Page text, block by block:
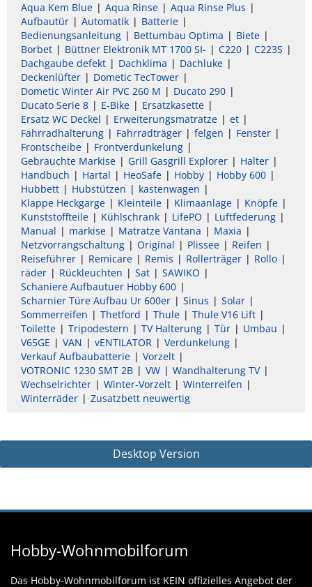
Aqua Kem Blue
Aqua Rinse
Aqua Rinse Plus
Aufbautür
Automatik
Batterie
Bedienungsanleitung
Bettumbau Optima
Biete
Borbet
Büttner Elektronik MT 1700 SI- C220
C223S
Dachgaube defekt
Dachklima
Dachluke
Deckenlüfter
Dometic TecTower
Dometic Winter Air PVC 260 M
Ducato 290
Ducato Serie 8
E-Bike
Ersatzkasette
Ersatz WC Deckel
Erweiterungsmatratze
et
Fahrradhalterung
Fahrradträger felgen
Fenster
Frontscheibe
Frontverdunkelung
Gebrauchte Markise
Grill Gasgrill Explorer
Halter
Handbuch
Hartal HeoSafe Hobby
Hobby 600
Hubbett
Hubstützen
kastenwagen
Klappe Heckgarge
Kleinteile Klimaanlage
Knöpfe
Kunststoffteile
Kühlschrank LifePO
Luftfederung
Manual
markise Matratze Vantana
Maxia
Netzvorrangschaltung
Original Plissee
Reifen
Reiseführer
Remicare Remis Rollerträger
Rollo
räder
Rückleuchten Sat
SAWIKO
Schaniere Aufbautuer Hobby 600
Scharnier Türe Aufbau Ur 600er
Sinus
Solar
Sommerreifen
Thetford Thule
Thule V16 Lift
Toilette
Tripodestern TV Halterung Tür
Umbau
V65GE
VAN vENTILATOR
Verdunkelung
Verkauf Aufbaubatterie
Vorzelt
VOTRONIC 1230 SMT 2B
VW
Wandhalterung TV
Wechselrichter
Winter-Vorzelt
Winterreifen
Winterräder
Zusatzbett neuwertig
Desktop Version
Hobby-Wohnmobilforum
Das Hobby-Wohnmobilforum ist KEIN offizielles Angebot der